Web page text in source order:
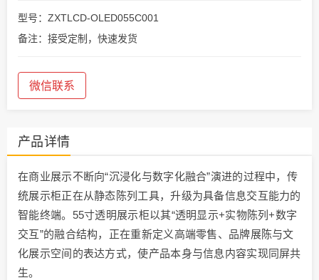
型号：ZXTLCD-OLED055C001
备注：接受定制，快速发货
微信联系
产品详情
在商业展示不断向“沉浸化与数字化融合”演进的过程中，传
统展示柜正在从静态陈列工具，升级为具备信息交互能力的
智能终端。55寸透明展示柜以其“透明显示+实物陈列+数字
交互”的融合结构，正在重新定义高端零售、品牌展陈与文
化展示空间的表达方式，使产品本身与信息内容实现同屏共
生。